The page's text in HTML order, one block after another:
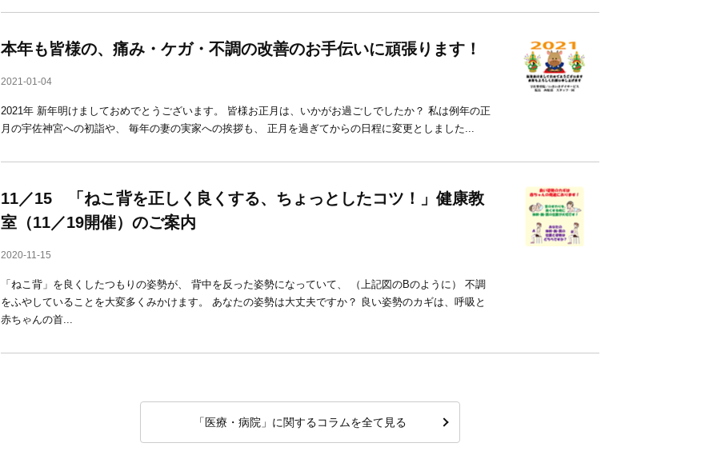
本年も皆様の、痛み・ケガ・不調の改善のお手伝いに頑張ります！
2021-01-04
2021年 新年明けましておめでとうございます。 皆様お正月は、いかがお過ごしでしたか？ 私は例年の正
月の宇佐神宮への初詣や、 毎年の妻の実家への挨拶も、 正月を過ぎてからの日程に変更としました...
11／15 「ねこ背を正しく良くする、ちょっとしたコツ！」健康教
室（11／19開催）のご案内
2020-11-15
「ねこ背」を良くしたつもりの姿勢が、 背中を反った姿勢になっていて、 （上記図のBのように） 不調
をふやしていることを大変多くみかけます。 あなたの姿勢は大丈夫ですか？ 良い姿勢のカギは、呼吸と
赤ちゃんの首...
「医療・病院」に関するコラムを全て見る